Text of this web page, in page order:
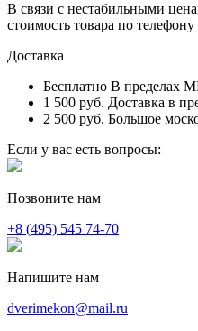
В связи с нестабильными
стоимость товара по телефону
Доставка
Бесплатно В пределах
1 500 руб. Доставка в
2 500 руб. Большое
Если у вас есть вопросы:
Позвоните нам
+8 (495) 545 74-70
Напишите нам
dverimekon@mail.ru